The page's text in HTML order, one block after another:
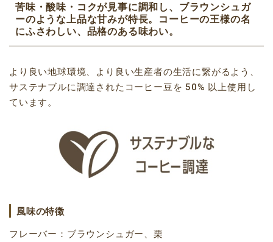
苦味・酸味・コクが見事に調和し、ブラウンシュガ
ーのような上品な甘みが特長。コーヒーの王様の名
にふさわしい、品格のある味わい。
より良い地球環境、より良い生産者の生活に繋がるよう、
サステナブルに調達されたコーヒー豆を 50% 以上使用し
ています。
風味の特徴
フレーバー：ブラウンシュガー、栗